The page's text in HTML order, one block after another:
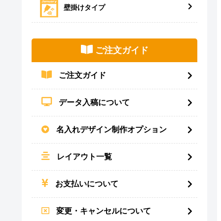
壁掛けタイプ
ご注文ガイド
ご注文ガイド
データ入稿について
名入れデザイン制作オプション
レイアウト一覧
お支払いについて
変更・キャンセルについて